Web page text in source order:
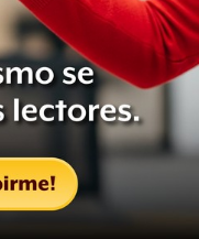
de que la Fiscalía
que
obtuvo
de José Luis
calificadoen agravio
hechos del 26 y el
de la